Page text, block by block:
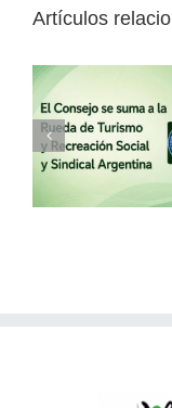
Artículos
30 de
Mundial
Trata de